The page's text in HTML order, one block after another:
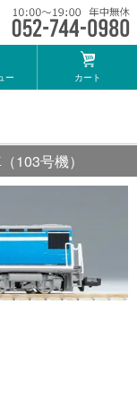
ー カート
103号機）